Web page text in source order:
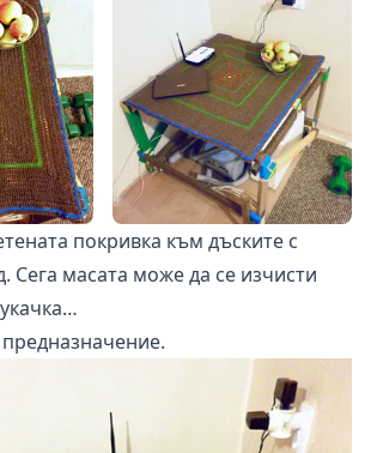
покривка към дъските с
Сега масата може да се изчисти